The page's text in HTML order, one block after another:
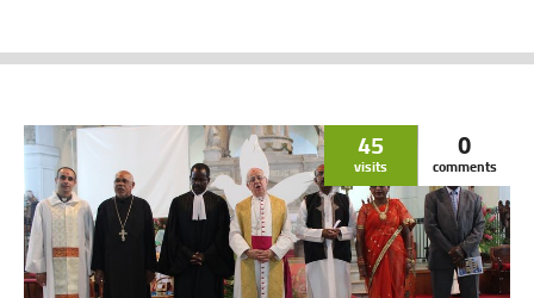
45
visits
0
comments